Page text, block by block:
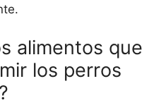
alimentos que
los perros